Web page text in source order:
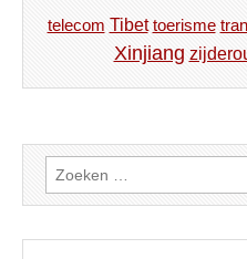
telecom Tibet toerisme
Xinjiang
Zoeken
naar: